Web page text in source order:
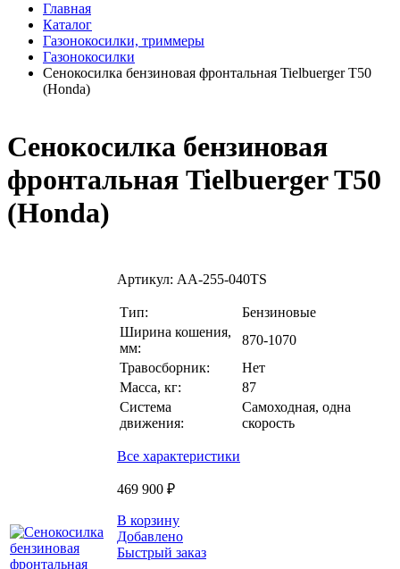
Главная
Каталог
Газонокосилки, триммеры
Газонокосилки
Сенокосилка бензиновая фронтальная Tielbuerger T50
(Honda)
Сенокосилка бензиновая
фронтальная Tielbuerger T50
(Honda)
Артикул: АА-255-040TS
Тип:
Бензиновые
Ширина кошения,
мм:
870-1070
Травосборник:
Нет
Масса, кг:
87
Система
движения:
Самоходная, одна
скорость
Все характеристики
469 900 ₽
В корзину
Добавлено
Быстрый заказ